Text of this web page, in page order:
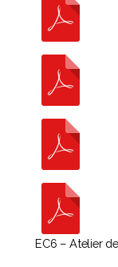
EC6 – Atelier